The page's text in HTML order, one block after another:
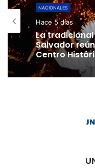
NACIONALES
Hace 5 días
La
Salvador
Centro